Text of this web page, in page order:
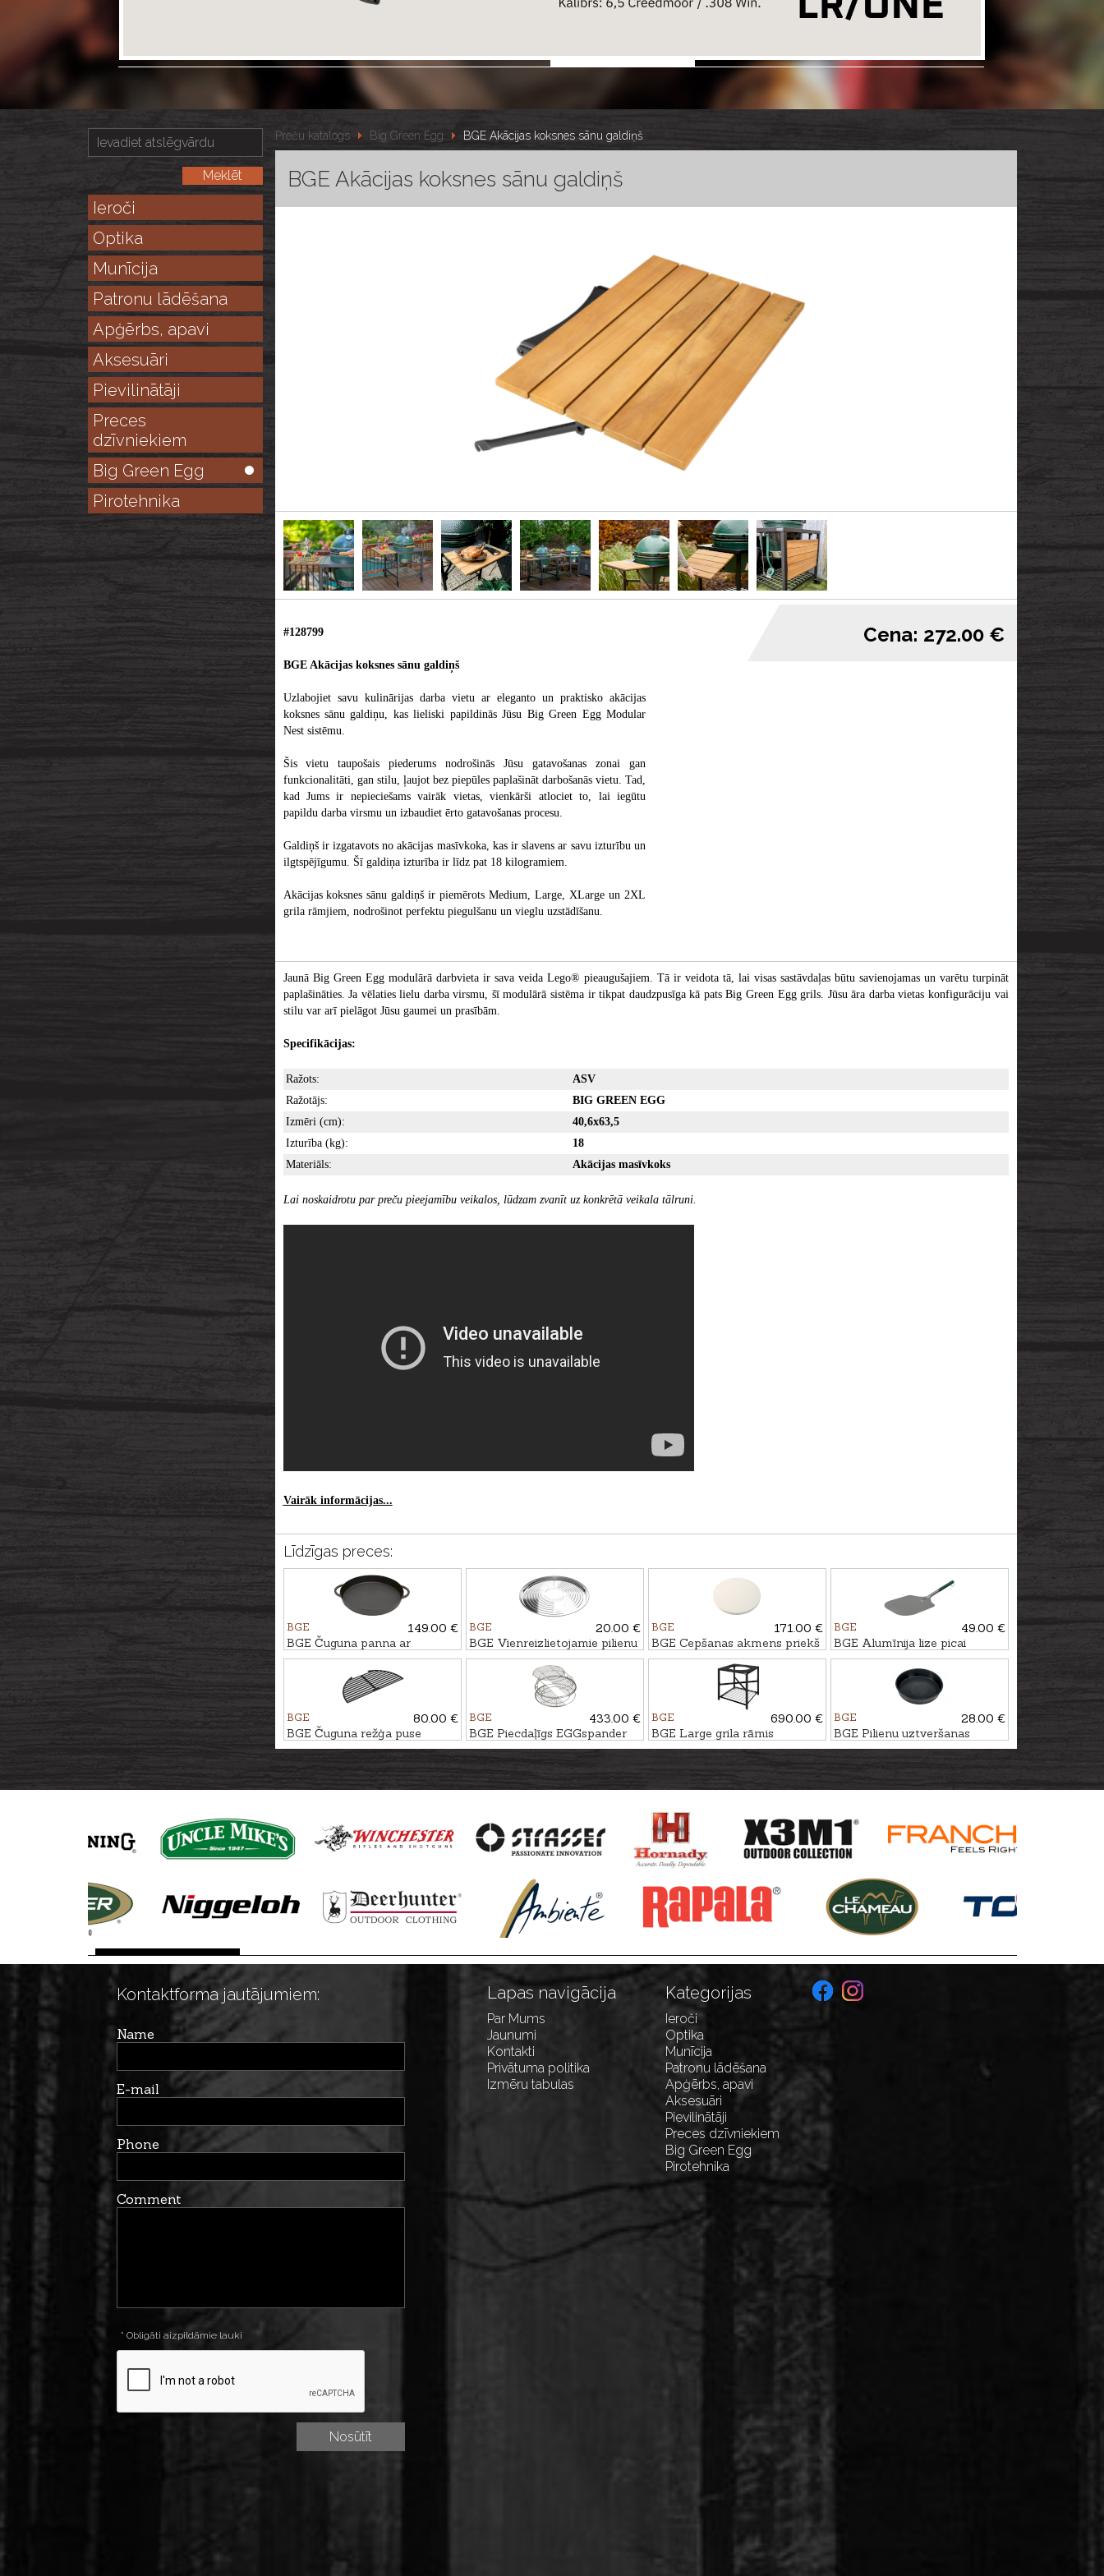
Ieroči
Optika
Munīcija
Patronu lādēšana
Apģērbs, apavi
Aksesuāri
Pievilinātāji
Preces
dzīvniekiem
Big Green Egg
Pirotehnika
Preču katalogs Big Green Egg BGE Akācijas koksnes sānu galdiņš
BGE Akācijas koksnes sānu galdiņš
#128799
BGE Akācijas koksnes sānu galdiņš
Uzlabojiet savu kulinārijas darba vietu ar eleganto un praktisko akācijas
koksnes sānu galdiņu, kas lieliski papildinās Jūsu Big Green Egg Modular
Nest sistēmu.
Šis vietu taupošais piederums nodrošinās Jūsu gatavošanas zonai gan
funkcionalitāti, gan stilu, ļaujot bez piepūles paplašināt darbošanās vietu. Tad,
kad Jums ir nepieciešams vairāk vietas, vienkārši atlociet to, lai iegūtu
papildu darba virsmu un izbaudiet ērto gatavošanas procesu.
Galdiņš ir izgatavots no akācijas masīvkoka, kas ir slavens ar savu izturību un
ilgtspējīgumu. Šī galdiņa izturība ir līdz pat 18 kilogramiem.
Akācijas koksnes sānu galdiņš ir piemērots Medium, Large, XLarge un 2XL
grila rāmjiem, nodrošinot perfektu piegulšanu un vieglu uzstādīšanu.
Cena: 272.00 €
Jaunā Big Green Egg modulārā darbvieta ir sava veida Lego® pieaugušajiem. Tā ir veidota tā, lai visas sastāvdaļas būtu savienojamas un varētu turpināt
paplašināties. Ja vēlaties lielu darba virsmu, šī modulārā sistēma ir tikpat daudzpusīga kā pats Big Green Egg grils. Jūsu āra darba vietas konfigurāciju vai
stilu var arī pielāgot Jūsu gaumei un prasībām.
Specifikācijas:
Ražots:
ASV
Ražotājs:
BIG GREEN EGG
Izmēri (cm):
40,6x63,5
Izturība (kg):
18
Materiāls:
Akācijas masīvkoks
Lai noskaidrotu par preču pieejamību veikalos, lūdzam zvanīt uz konkrētā veikala tālruni.
Vairāk informācijas...
Līdzīgas preces:
BGE
149.00 €
BGE Čuguna panna ar
rokturiem, Ø36m
BGE
20.00 €
BGE Vienreizlietojamie pilienu
uztveršanas trauki, 5gb.,
BGE
171.00 €
BGE Cepšanas akmens priekš
XLarge grila
BGE
49.00 €
BGE Alumīnija lize picai
BGE
80.00 €
BGE Čuguna režģa puse
priekš XLarge grila
BGE
433.00 €
BGE Piecdaļīgs EGGspander
komplekts priekš XLarge grila
BGE
690.00 €
BGE Large grila rāmis
BGE
28.00 €
BGE Pilienu uztveršanas
trauks - apaļas formas
Kontaktforma jautājumiem:
Name
E-mail
Phone
Comment
* Obligāti aizpildāmie lauki
Lapas navigācija
Par Mums
Jaunumi
Kontakti
Privātuma politika
Izmēru tabulas
Kategorijas
Ieroči
Optika
Munīcija
Patronu lādēšana
Apģērbs, apavi
Aksesuāri
Pievilinātāji
Preces dzīvniekiem
Big Green Egg
Pirotehnika